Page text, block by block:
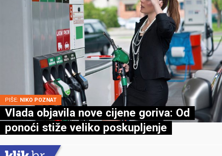
PIŠE: NIKO POZNAT
Vlada objavila nove cijene goriva: Od
ponoći stiže veliko poskupljenje